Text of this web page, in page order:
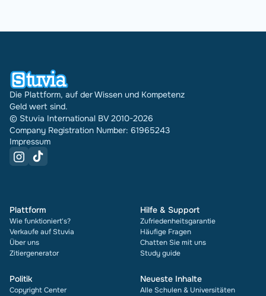
Die Plattform, auf der Wissen und Kompetenz
Geld wert sind.
© Stuvia International BV 2010-2026
Company Registration Number: 61965243
Impressum
Plattform
Wie funktioniert's?
Verkaufe auf Stuvia
Über uns
Zitiergenerator
Hilfe & Support
Zufriedenheitsgarantie
Häufige Fragen
Chatten Sie mit uns
Study guide
Politik
Copyright Center
Neueste Inhalte
Alle Schulen & Universitäten